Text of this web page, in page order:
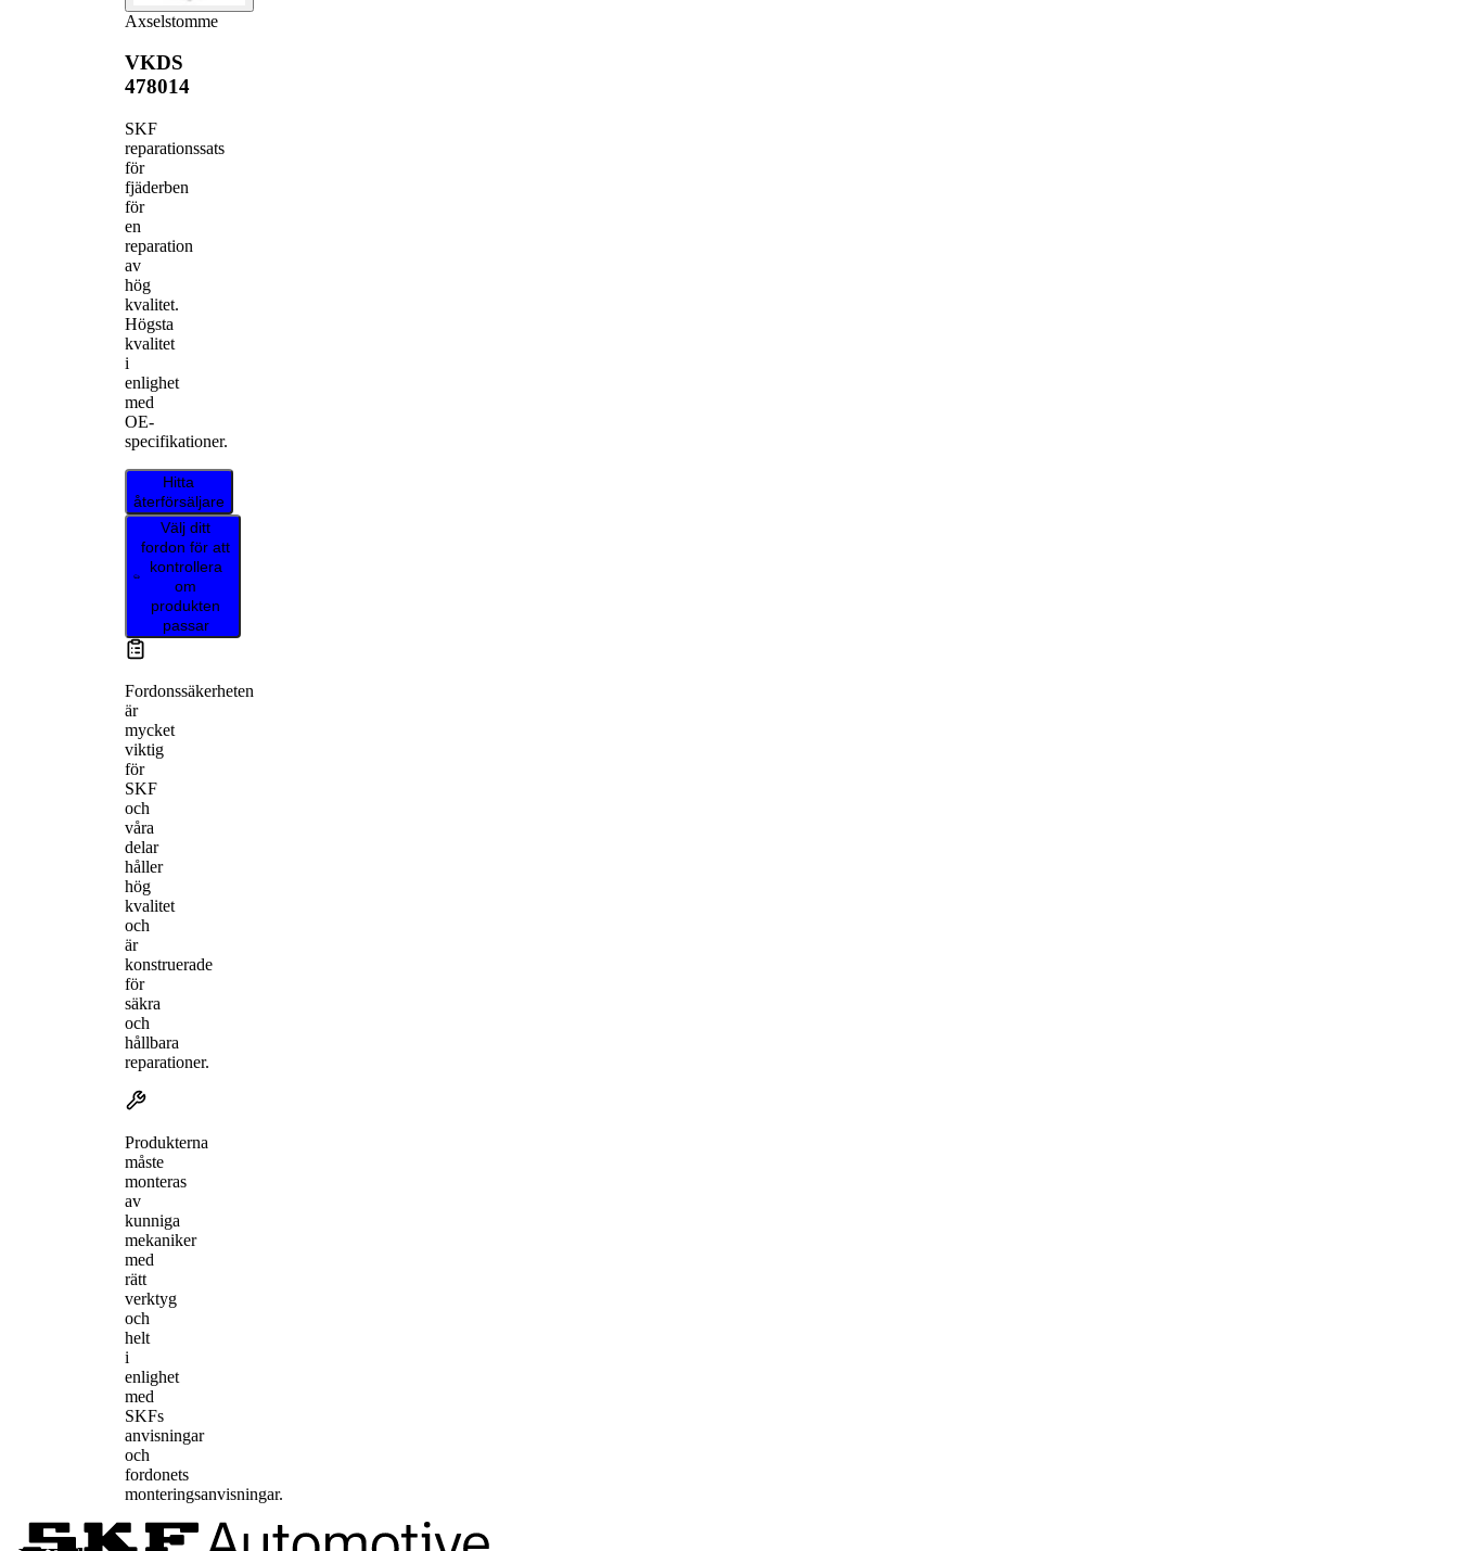
Axselstomme
VKDS
478014
SKF
reparationssats
för
fjäderben
för
en
reparation
av
hög
kvalitet.
Högsta
kvalitet
i
enlighet
med
OE-
specifikationer.
Hitta
återförsäljare
Välj ditt
fordon för att
kontrollera
om
produkten
passar
Fordonssäkerheten
är
mycket
viktig
för
SKF
och
våra
delar
håller
hög
kvalitet
och
är
konstruerade
för
säkra
och
hållbara
reparationer.
Produkterna
måste
monteras
av
kunniga
mekaniker
med
rätt
verktyg
och
helt
i
enlighet
med
SKFs
anvisningar
och
fordonets
monteringsanvisningar.